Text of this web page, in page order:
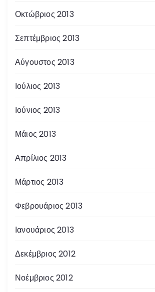
Οκτώβριος 2013
Σεπτέμβριος 2013
Αύγουστος 2013
Ιούλιος 2013
Ιούνιος 2013
Μάιος 2013
Απρίλιος 2013
Μάρτιος 2013
Φεβρουάριος 2013
Ιανουάριος 2013
Δεκέμβριος 2012
Νοέμβριος 2012